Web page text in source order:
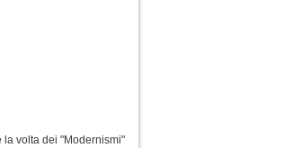
la volta dei "Modernismi"